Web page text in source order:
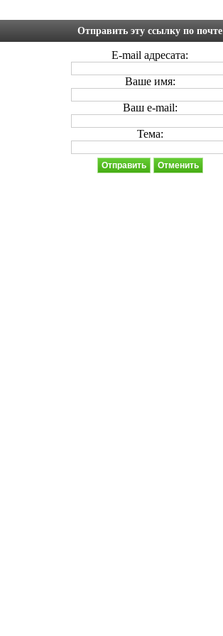
Отправить эту ссылку по почте
E-mail адресата:
Ваше имя:
Ваш e-mail:
Тема:
Отправить Отменить